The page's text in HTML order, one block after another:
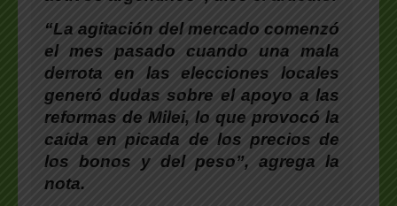
“La agitación del mercado comenzó
el mes pasado cuando una mala
derrota en las elecciones locales
generó dudas sobre el apoyo a las
reformas de Milei, lo que provocó la
caída en picada de los precios de
los bonos y del peso”, agrega la
nota.